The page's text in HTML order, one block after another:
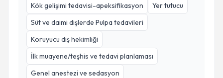
Kök gelişimi tedavisi-apeksifikasyon
Yer tutucu
Süt ve daimi dişlerde Pulpa tedavileri
Koruyucu diş hekimliği
İlk muayene/teşhis ve tedavi planlaması
Genel anestezi ve sedasyon